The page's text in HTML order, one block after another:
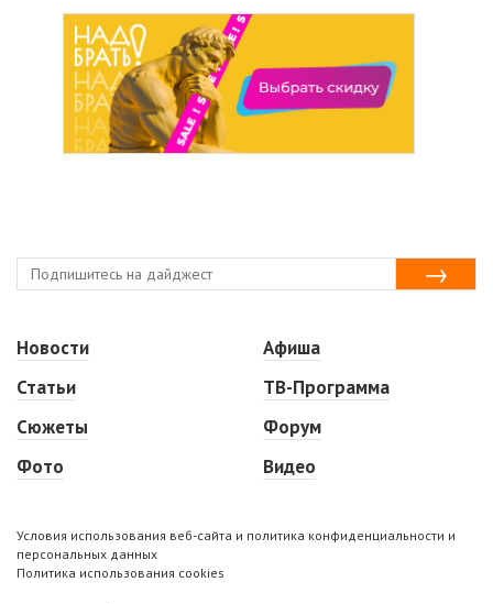
Новости
Статьи
Сюжеты
Фото
Афиша
ТВ-Программа
Форум
Видео
Условия использования веб-сайта и политика конфиденциальности и
персональных данных
Политика использования cookies